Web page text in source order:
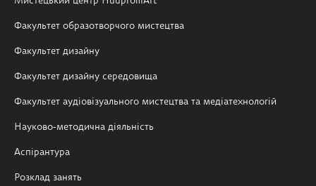
Факультет образотворчого мистецтва
Факультет дизайну
Факультет дизайну середовища
Факультет аудіовізуального мистецтва та медіатехнологій
Науково-методична діяльність
Аспірантура
Розклад занять